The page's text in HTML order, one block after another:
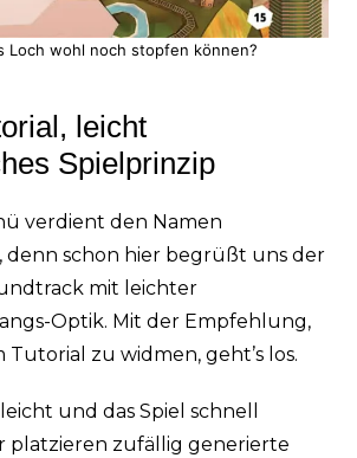
Loch wohl noch stopfen können?
leicht
Spielprinzip
verdient den Namen
denn schon hier begrüßt uns der
mit leichter
Optik. Mit der Empfehlung,
Tutorial zu widmen, geht’s los.
und das Spiel schnell
platzieren zufällig generierte